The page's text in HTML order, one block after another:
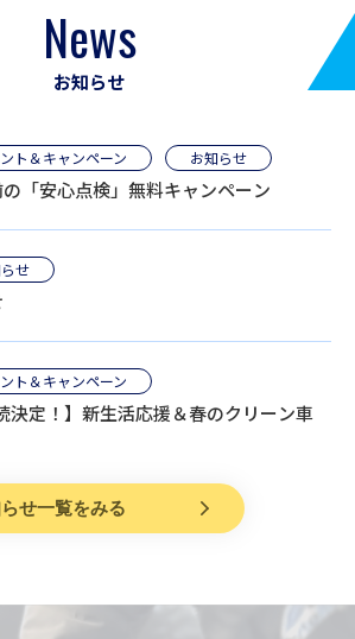
News
お知らせ
ト＆キャンペーン お知らせ
の「安心点検」無料キャンペーン
せ
ト＆キャンペーン
決定！】新生活応援＆春のクリーン車
せ一覧をみる